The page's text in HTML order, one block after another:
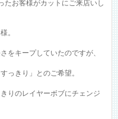
たお客様がカットにご来店いし
。
をキープしていたのですが、
っきり」とのご希望。
りのレイヤーボブにチェンジ